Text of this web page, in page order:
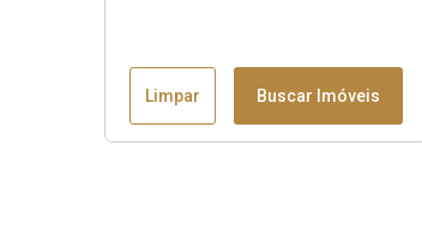
Limpar Buscar Imóveis